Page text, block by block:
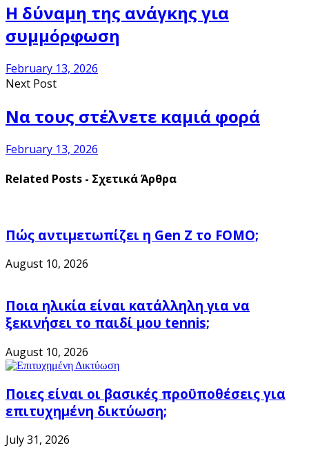
Η δύναμη της ανάγκης για
συμμόρφωση
February 13, 2026
Next Post
Να τους στέλνετε καμιά φορά
February 13, 2026
Related Posts - Σχετικά Άρθρα
Πώς αντιμετωπίζει η Gen Z το FOMO;
August 10, 2026
Ποια ηλικία είναι κατάλληλη για να
ξεκινήσει το παιδί μου tennis;
August 10, 2026
Ποιες είναι οι βασικές προϋποθέσεις για
επιτυχημένη δικτύωση;
July 31, 2026